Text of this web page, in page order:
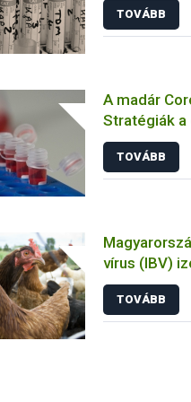
TOVÁBB
A madár
Stratégiák a
TOVÁBB
vírus (IBV)
biológiai
TOVÁBB